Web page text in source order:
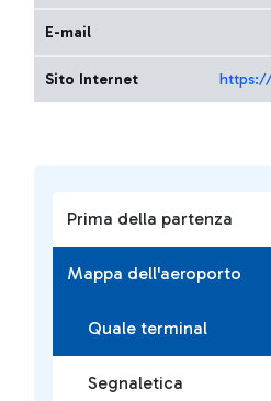
Prima della partenza
Mappa dell'aeroporto
Quale terminal
Segnaletica
E-mail
Sito Internet